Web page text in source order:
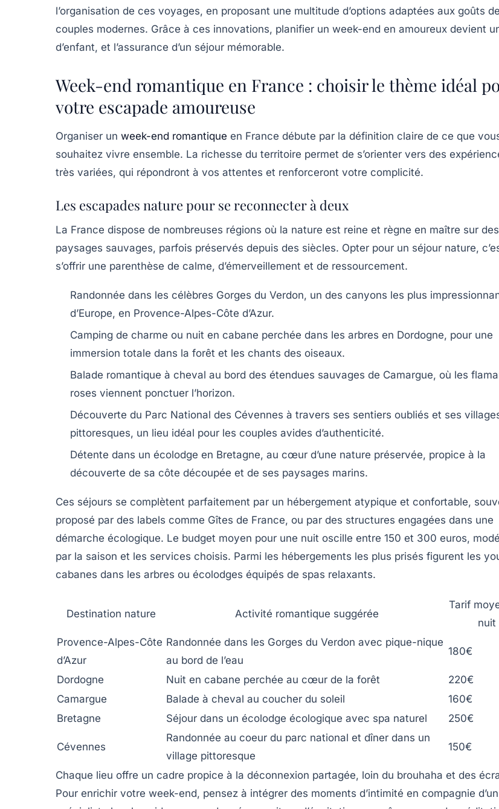
l’organisation de ces voyages, en proposant une multitude d’options adaptées aux goûts
couples modernes. Grâce à ces innovations, planifier un week-end en amoureux devient
d’enfant, et l’assurance d’un séjour mémorable.
Week-end romantique en France : choisir le thème idéal
votre escapade amoureuse
Organiser un week-end romantique en France débute par la définition claire de ce que
souhaitez vivre ensemble. La richesse du territoire permet de s’orienter vers des
très variées, qui répondront à vos attentes et renforceront votre complicité.
Les escapades nature pour se reconnecter à deux
La France dispose de nombreuses régions où la nature est reine et règne en maître sur des
paysages sauvages, parfois préservés depuis des siècles. Opter pour un séjour nature,
s’offrir une parenthèse de calme, d’émerveillement et de ressourcement.
Randonnée dans les célèbres Gorges du Verdon, un des canyons les plus
d’Europe, en Provence-Alpes-Côte d’Azur.
Camping de charme ou nuit en cabane perchée dans les arbres en Dordogne, pour une
immersion totale dans la forêt et les chants des oiseaux.
Balade romantique à cheval au bord des étendues sauvages de Camargue, où les
roses viennent ponctuer l’horizon.
Découverte du Parc National des Cévennes à travers ses sentiers oubliés et ses
pittoresques, un lieu idéal pour les couples avides d’authenticité.
Détente dans un écolodge en Bretagne, au cœur d’une nature préservée, propice à la
découverte de sa côte découpée et de ses paysages marins.
Ces séjours se complètent parfaitement par un hébergement atypique et confortable,
proposé par des labels comme Gîtes de France, ou par des structures engagées dans une
démarche écologique. Le budget moyen pour une nuit oscille entre 150 et 300 euros,
par la saison et les services choisis. Parmi les hébergements les plus prisés figurent les
cabanes dans les arbres ou écolodges équipés de spas relaxants.
Destination nature Activité romantique suggérée
Tarif
nuit
Provence-Alpes-Côte
d’Azur
Randonnée dans les Gorges du Verdon avec pique-nique
au bord de l’eau
180€
Dordogne Nuit en cabane perchée au cœur de la forêt
220€
Camargue
Balade à cheval au coucher du soleil
160€
Bretagne
Séjour dans un écolodge écologique avec spa naturel 250€
Cévennes
Randonnée au coeur du parc national et dîner dans un
village pittoresque
150€
Chaque lieu offre un cadre propice à la déconnexion partagée, loin du brouhaha et des
Pour enrichir votre week-end, pensez à intégrer des moments d’intimité en compagnie d’un